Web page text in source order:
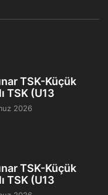
TSK-Küçük
TSK (U13
2026
TSK-Küçük
TSK (U13